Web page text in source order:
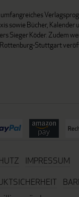
sowie Bücher, Kalender
Sieger Köder. Zudem
Rottenburg-Stuttgart
IMPRESSUM